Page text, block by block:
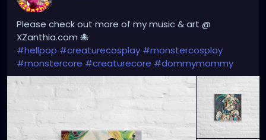
Please check out more of my music & art @
XZanthia.com 🐙
#hellpop #creaturecosplay #monstercosplay
#monstercore #creaturecore #dommymommy